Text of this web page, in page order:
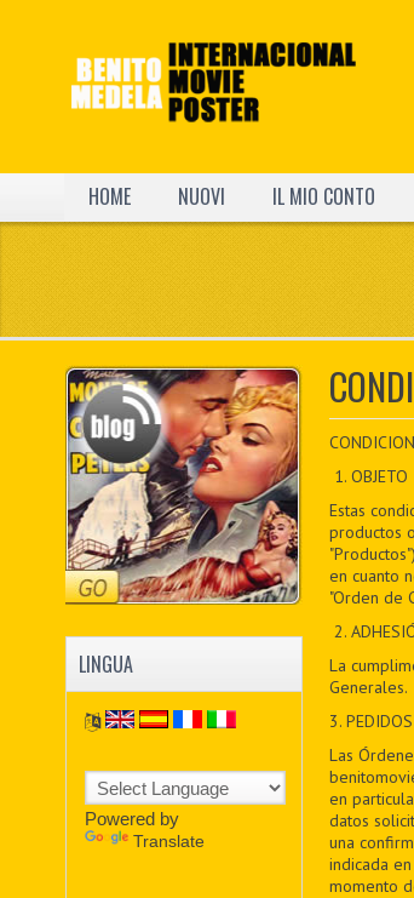
HOME NUOVI IL MIO CONTO
1. OBJETO
Estas
productos
en cuanto
"Orden de
2.
La
Generales.
3. PEDIDOS
Las
en
datos
una
indicada
momento
LINGUA
Powered by
Translate